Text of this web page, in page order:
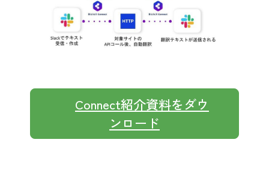
Connect紹介資料をダウ
ンロード